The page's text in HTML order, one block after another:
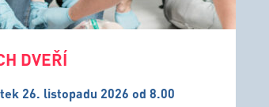
DVEŘÍ
26. listopadu 2026 od 8.00